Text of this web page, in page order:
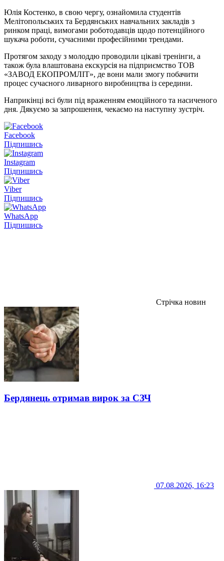
Юлія Костенко, в свою чергу, ознайомила студентів
Мелітопольських та Бердянських навчальних закладів з
ринком праці, вимогами роботодавців щодо потенційного
шукача роботи, сучасними професійними трендами.
Протягом заходу з молоддю проводили цікаві тренінги, а
також була влаштована екскурсія на підприємство ТОВ
«ЗАВОД ЕКОПРОМЛІТ», де вони мали змогу побачити
процес сучасного ливарного виробництва із середини.
Наприкінці всі були під враженням емоційного та насиченого
дня. Дякуємо за запрошення, чекаємо на наступну зустріч.
Facebook
Підпишись
Instagram
Підпишись
Viber
Підпишись
WhatsApp
Підпишись
Стрічка новин
Бердянець отримав вирок за СЗЧ
07.08.2026, 16:23